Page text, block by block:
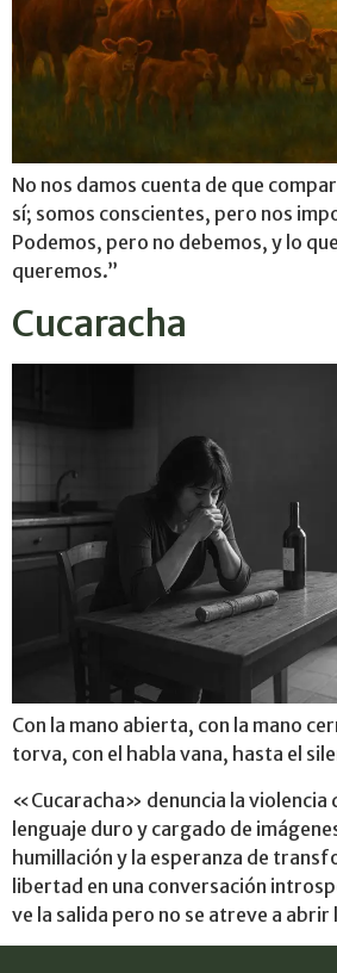
No nos damos cuenta de que
sí; somos conscientes, pero nos
Podemos, pero no debemos, y lo
queremos.”
Cucaracha
Con la mano abierta, con la mano
torva, con el habla vana, hasta el
«Cucaracha» denuncia la violencia
lenguaje duro y cargado de
humillación y la esperanza de
libertad en una conversación
ve la salida pero no se atreve a abrir